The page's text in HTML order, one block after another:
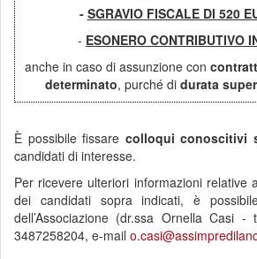
- SGRAVIO FISCALE DI 520
- ESONERO CONTRIBUTIVO
anche in caso di assunzione con
determinato, purché di durata
È possibile fissare colloqui conoscitivi
candidati di interesse.
Per ricevere ulteriori informazioni relative
dei candidati sopra indicati, è
dell’Associazione (dr.ssa Ornella Casi -
3487258204, e-mail